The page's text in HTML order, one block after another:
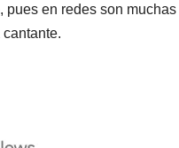
en redes son